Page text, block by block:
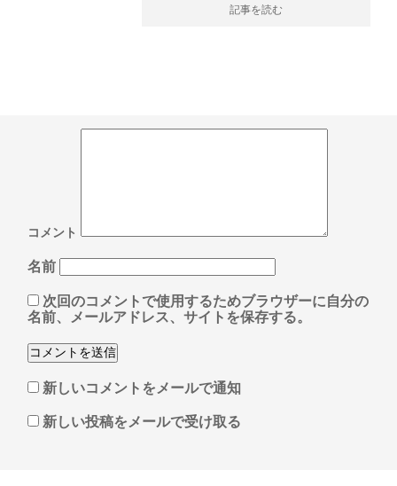
記事を読む
コメント
名前
次回のコメントで使用するためブラウザーに自分の
名前、メールアドレス、サイトを保存する。
新しいコメントをメールで通知
新しい投稿をメールで受け取る